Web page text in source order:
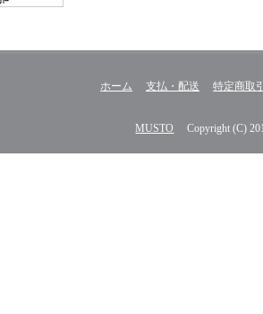
ホーム 支払・配送 特定商取
MUSTO Copyright (C)